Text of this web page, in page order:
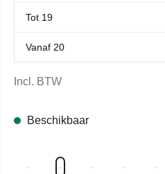
Tot 19
Vanaf 20
Incl. BTW
Beschikbaar